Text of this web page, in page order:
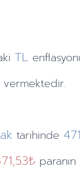
TL
vermektedir.
tarihinde